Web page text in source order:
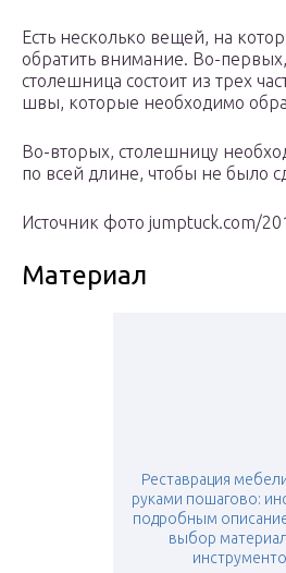
Есть несколько вещей, на
обратить внимание. Во-
столешница состоит из трех
швы, которые необходимо
Во-вторых, столешницу
по всей длине, чтобы не было
Источник фото jumptuck.com/
Материал
Реставрация
руками пошагово:
подробным
выбор